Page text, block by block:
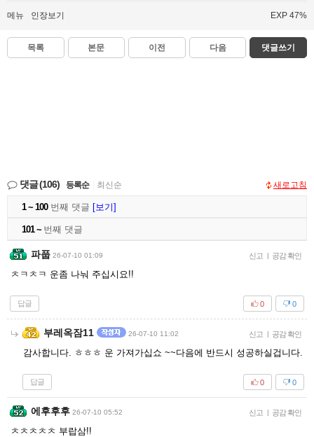
메뉴 인장보기 EXP 47%
목록 본문 이전 다음 댓글쓰기
댓글(106) 등록순 최신순 새로고침
1 ~ 100번째 댓글 [보기]
101 ~ 번째 댓글
파풉 26-07-10 01:09 신고 | 공감 확인
ㅊㅋㅊㅋ 운좀 나눠 주십시요!!
답글 0
0
부레옥잠11 26-07-10 11:02 신고 | 공감 확인
감사합니다. ㅎㅎㅎ 운 가져가십쇼 ~~다음에 반드시 성공하실겁니다.
답글 0
0
에후후후 26-07-10 05:52 신고 | 공감 확인
ㅊㅊㅊㅊㅊ 부랍삼!!